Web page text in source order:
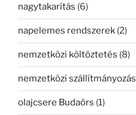
nagytakarítás (6)
napelemes rendszerek (2)
nemzetközi költöztetés (8)
nemzetközi szállítmányozás
olajcsere Budaörs (1)